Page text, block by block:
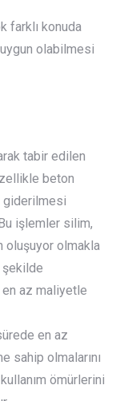
farklı konuda
olabilmesi
tabir edilen
beton
giderilmesi
işlemler silim,
oluşuyor olmakla
en az maliyetle
en az
sahip olmalarını
ömürlerini